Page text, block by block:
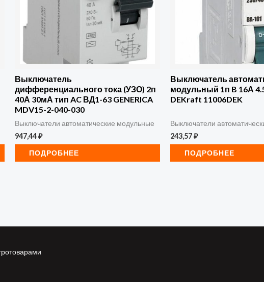
Выключатель
дифференциального тока (УЗО) 2п
40А 30мА тип AC ВД1-63 GENERICA
MDV15-2-040-030
Выключатели автоматические модульные
947,44₽
ПОДРОБНЕЕ
Выключатель
модульный 1п B 16А
DEKraft 11006DEK
Выключатели
243,57₽
ПОДРОБНЕЕ